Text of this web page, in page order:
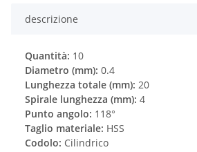
descrizione
Quantità: 10
Diametro (mm): 0.4
Lunghezza totale (mm): 20
Spirale lunghezza (mm): 4
Punto angolo: 118°
Taglio materiale: HSS
Codolo: Cilindrico